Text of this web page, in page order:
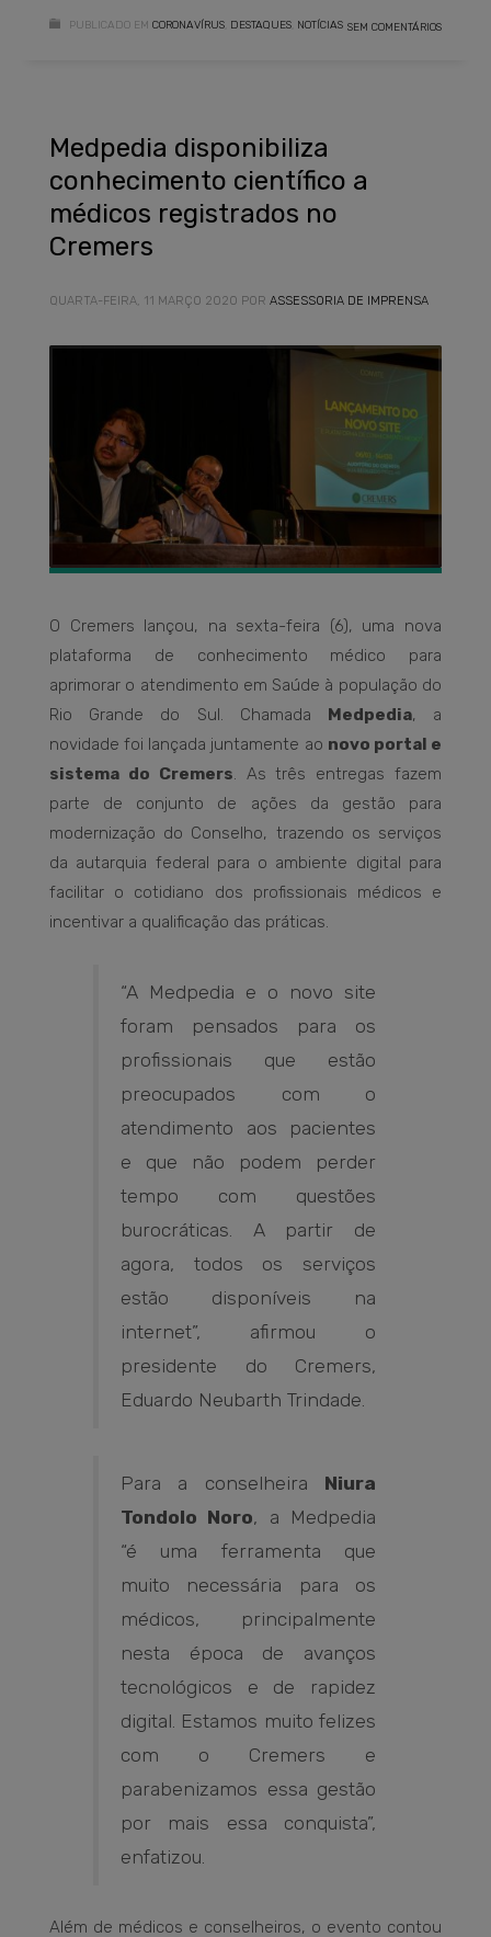
PUBLICADO EM CORONAVÍRUS DESTAQUES NOTÍCIAS SEM COMENTÁRIOS
Medpedia disponibiliza
conhecimento científico a
médicos registrados no
Cremers
QUARTA-FEIRA, 11 MARÇO 2020 POR ASSESSORIA DE IMPRENSA
O Cremers lançou, na sexta-feira (6), uma nova
plataforma de conhecimento médico para
aprimorar o atendimento em Saúde à população do
Rio Grande do Sul. Chamada Medpedia, a
novidade foi lançada juntamente ao novo portal e
sistema do Cremers. As três entregas fazem
parte de conjunto de ações da gestão para
modernização do Conselho, trazendo os serviços
da autarquia federal para o ambiente digital para
facilitar o cotidiano dos profissionais médicos e
incentivar a qualificação das práticas.
“A Medpedia e o novo site
foram pensados para os
profissionais que estão
preocupados com o
atendimento aos pacientes
e que não podem perder
tempo com questões
burocráticas. A partir de
agora, todos os serviços
estão disponíveis na
internet”, afirmou o
presidente do Cremers,
Eduardo Neubarth Trindade.
Para a conselheira Niura
Tondolo Noro, a Medpedia
“é uma ferramenta que
muito necessária para os
médicos, principalmente
nesta época de avanços
tecnológicos e de rapidez
digital. Estamos muito felizes
com o Cremers e
parabenizamos essa gestão
por mais essa conquista”,
enfatizou.
Além de médicos e conselheiros, o evento contou